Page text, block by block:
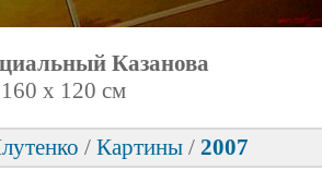
Казанова
160 х 120 см
/ Картины/ 2007